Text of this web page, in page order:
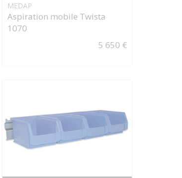
MEDAP
Aspiration mobile Twista
1070
5 650 €